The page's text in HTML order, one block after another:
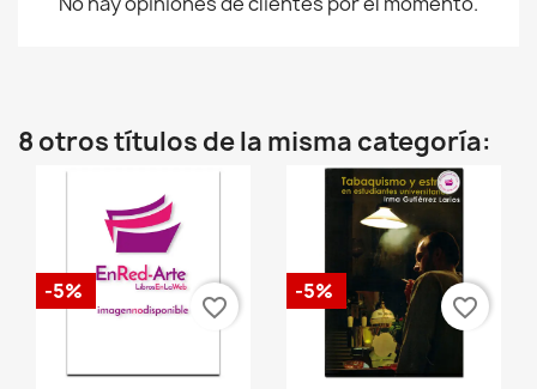
8 otros títulos de la misma categoría:
-5%
favorite_border
-5%
favorite_border